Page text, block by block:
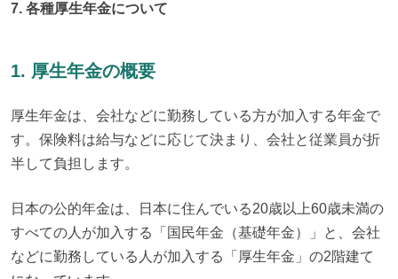
7. 各種厚生年金について
1. 厚生年金の概要
厚生年金は、会社などに勤務している方が加入する年金で
す。保険料は給与などに応じて決まり、会社と従業員が折
半して負担します。
日本の公的年金は、日本に住んでいる20歳以上60歳未満の
すべての人が加入する「国民年金（基礎年金）」と、会社
などに勤務している人が加入する「厚生年金」の2階建て